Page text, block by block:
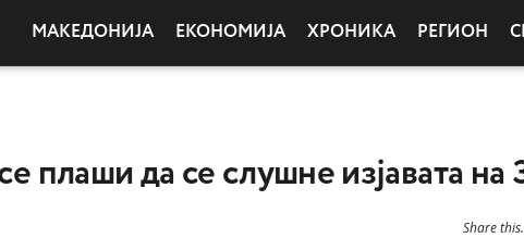
МАКЕДОНИЈА ЕКОНОМИЈА ХРОНИКА РЕГИОН
плаши да се слушне изјавата
Share